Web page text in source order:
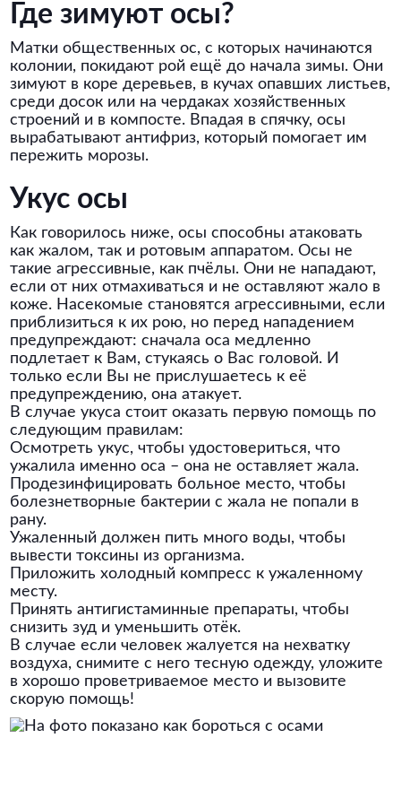
Где зимуют осы?
Матки общественных ос, с которых начинаются
колонии, покидают рой ещё до начала зимы. Они
зимуют в коре деревьев, в кучах опавших листьев,
среди досок или на чердаках хозяйственных
строений и в компосте. Впадая в спячку, осы
вырабатывают антифриз, который помогает им
пережить морозы.
Укус осы
Как говорилось ниже, осы способны атаковать
как жалом, так и ротовым аппаратом. Осы не
такие агрессивные, как пчёлы. Они не нападают,
если от них отмахиваться и не оставляют жало в
коже. Насекомые становятся агрессивными, если
приблизиться к их рою, но перед нападением
предупреждают: сначала оса медленно
подлетает к Вам, стукаясь о Вас головой. И
только если Вы не прислушаетесь к её
предупреждению, она атакует.
В случае укуса стоит оказать первую помощь по
следующим правилам:
Осмотреть укус, чтобы удостовериться, что
ужалила именно оса – она не оставляет жала.
Продезинфицировать больное место, чтобы
болезнетворные бактерии с жала не попали в
рану.
Ужаленный должен пить много воды, чтобы
вывести токсины из организма.
Приложить холодный компресс к ужаленному
месту.
Принять антигистаминные препараты, чтобы
снизить зуд и уменьшить отёк.
В случае если человек жалуется на нехватку
воздуха, снимите с него тесную одежду, уложите
в хорошо проветриваемое место и вызовите
скорую помощь!